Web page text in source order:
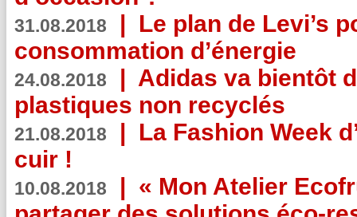
31.08.2018 | Le plan de Levi’s
consommation d’énergie
24.08.2018 | Adidas va bientôt
plastiques non recyclés
21.08.2018 | La Fashion Week
cuir !
10.08.2018 | « Mon Atelier